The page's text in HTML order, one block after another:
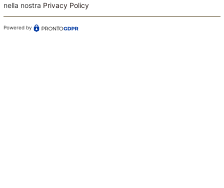
nella nostra Privacy Policy
Powered by